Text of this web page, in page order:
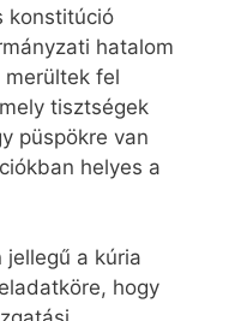
konstitúció
hatalom
fel
tisztségek
püspökre van
helyes a
jellegű a kúria
hogy